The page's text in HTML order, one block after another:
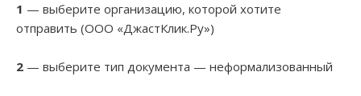
1 — выберите организацию, которой хотите
отправить (ООО «ДжастКлик.Ру»)
2 — выберите тип документа — неформализованный